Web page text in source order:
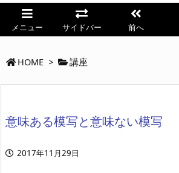
メニュー サイドバー 前へ
HOME > 講座
意味ある模写と意味ない模写
2017年11月29日